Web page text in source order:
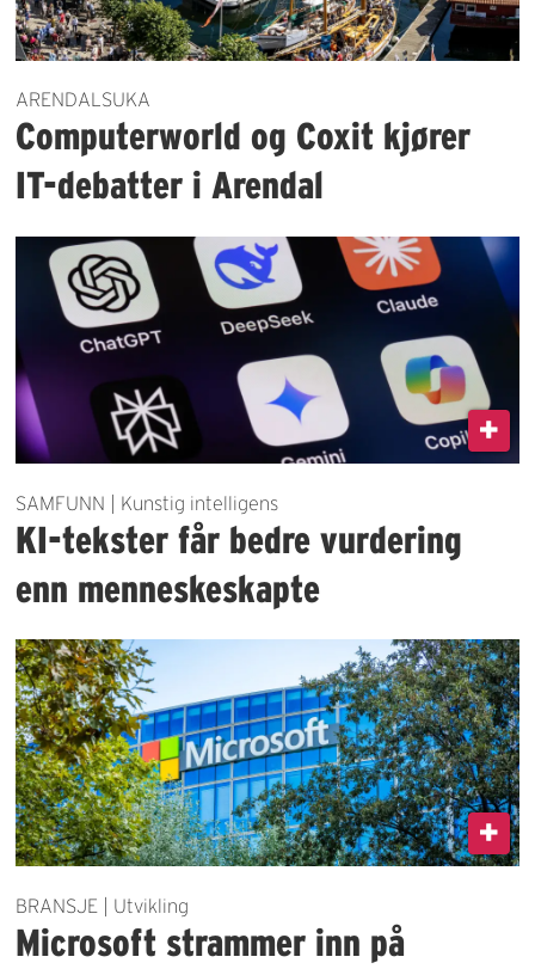
ARENDALSUKA
Computerworld og Coxit kjører
IT-debatter i Arendal
SAMFUNN | Kunstig intelligens
KI-tekster får bedre vurdering
enn menneskeskapte
BRANSJE | Utvikling
Microsoft strammer inn på